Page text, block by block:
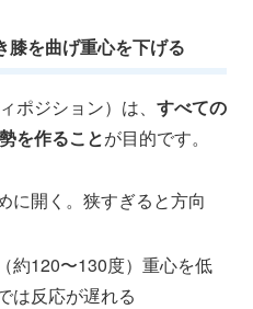
膝を曲げ重心を下げる
ポジション）は、 すべての
を作ることが目的です。
に開く。狭すぎると方向
約120〜130度）重心を低
は反応が遅れる